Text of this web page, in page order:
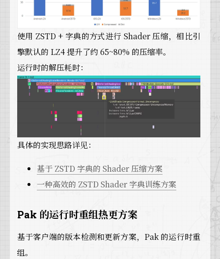
使用 ZSTD + 字典的方式进行 Shader 压缩，相比引
擎默认的 LZ4 提升了约 65~80% 的压缩率。
运行时的解压耗时：
具体的实现思路详见：
基于 ZSTD 字典的 Shader 压缩方案
一种高效的 ZSTD Shader 字典训练方案
Pak 的运行时重组热更方案
基于客户端的版本检测和更新方案，Pak 的运行时重
组。